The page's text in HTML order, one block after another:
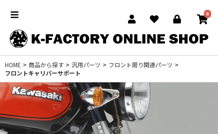
0
HOME > 商品から探す > 汎用パーツ > フロント周り関連パーツ >
フロントキャリパーサポート